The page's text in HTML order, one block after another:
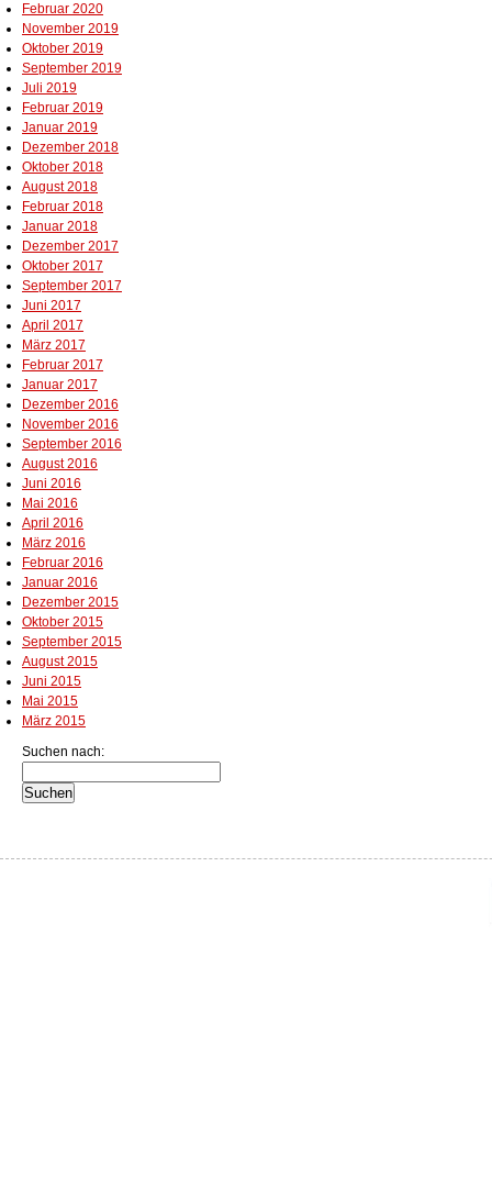
Februar 2020
November 2019
Oktober 2019
September 2019
Juli 2019
Februar 2019
Januar 2019
Dezember 2018
Oktober 2018
August 2018
Februar 2018
Januar 2018
Dezember 2017
Oktober 2017
September 2017
Juni 2017
April 2017
März 2017
Februar 2017
Januar 2017
Dezember 2016
November 2016
September 2016
August 2016
Juni 2016
Mai 2016
April 2016
März 2016
Februar 2016
Januar 2016
Dezember 2015
Oktober 2015
September 2015
August 2015
Juni 2015
Mai 2015
März 2015
Suchen nach: